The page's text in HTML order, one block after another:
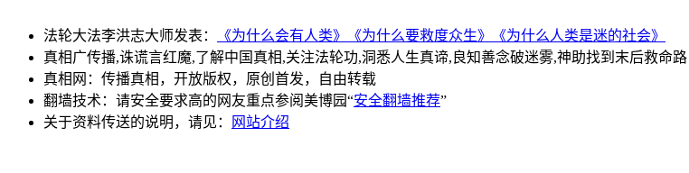
法轮大法李洪志大师发表： 《为什么会有人类》 《为什么要救度众生》
《为什么人类是迷的社会》
真相广传播,诛谎言红魔,了解中国真相,关注法轮功,洞悉人生真谛,良知善念破迷雾,神助找到末后救命路
真相网：传播真相，开放版权，原创首发，自由转载
翻墙技术：请安全要求高的网友重点参阅美博园“安全翻墙推荐”
关于资料传送的说明，请见：
网站介绍